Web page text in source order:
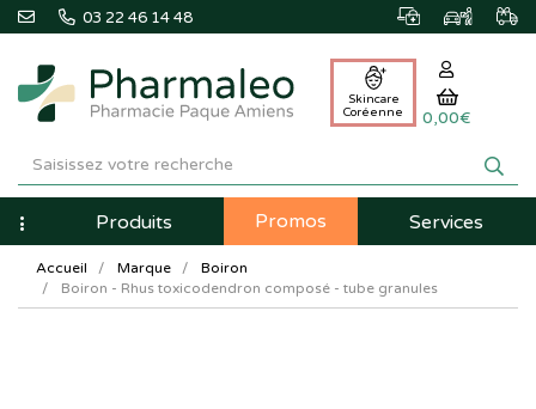
03 22 46 14 48
Pharmaleo
Pharmacie
Paque
Amiens
Skincare
Coréenne
0,00€
NavigationProduits Promos Services
Accueil Marque
Boiron
Boiron - Rhus toxicodendron composé - tube granules